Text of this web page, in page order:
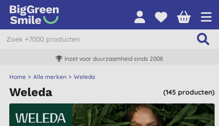
Inzet voor duurzaamheid sinds 2008
Home Alle merken Weleda
(145 producten)
Weleda